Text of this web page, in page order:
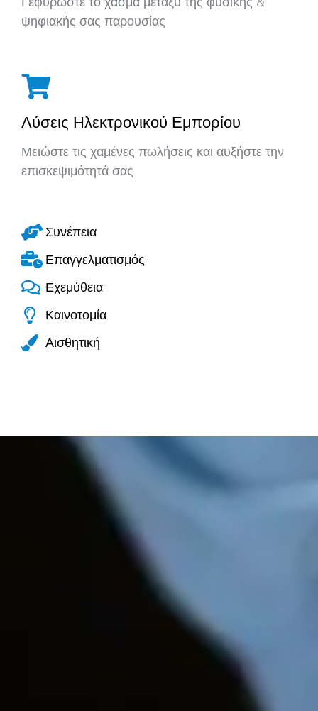
ψηφιακής σας παρουσίας
Λύσεις Ηλεκτρονικού Εμπορίου
Μειώστε τις χαμένες πωλήσεις και αυξήστε την
επισκεψιμότητά σας
Συνέπεια
Επαγγελματισμός
Εχεμύθεια
Καινοτομία
Αισθητική